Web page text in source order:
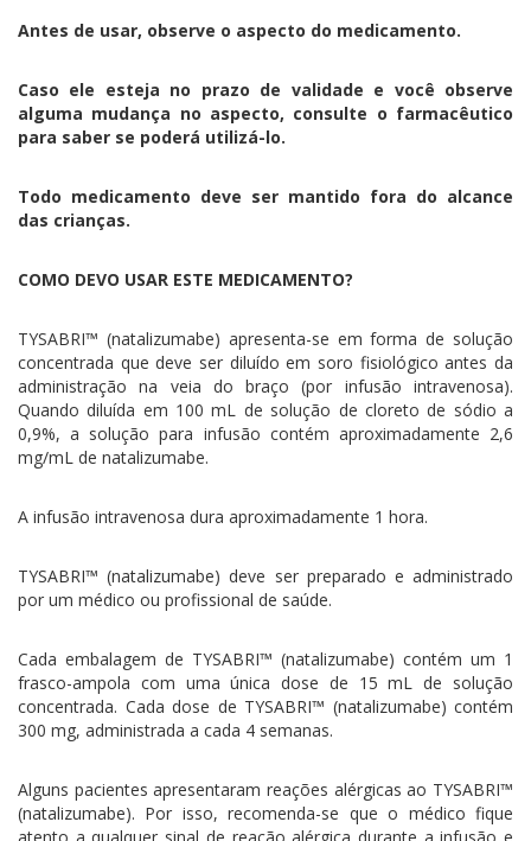
Antes de usar, observe o aspecto do medicamento.
Caso ele esteja no prazo de validade e você observe
alguma mudança no aspecto, consulte o farmacêutico
para saber se poderá utilizá-lo.
Todo medicamento deve ser mantido fora do alcance
das crianças.
COMO DEVO USAR ESTE MEDICAMENTO?
TYSABRI™ (natalizumabe) apresenta-se em forma de solução
concentrada que deve ser diluído em soro fisiológico antes da
administração na veia do braço (por infusão intravenosa).
Quando diluída em 100 mL de solução de cloreto de sódio a
0,9%, a solução para infusão contém aproximadamente 2,6
mg/mL de natalizumabe.
A infusão intravenosa dura aproximadamente 1 hora.
TYSABRI™ (natalizumabe) deve ser preparado e administrado
por um médico ou profissional de saúde.
Cada embalagem de TYSABRI™ (natalizumabe) contém um 1
frasco-ampola com uma única dose de 15 mL de solução
concentrada. Cada dose de TYSABRI™ (natalizumabe) contém
300 mg, administrada a cada 4 semanas.
Alguns pacientes apresentaram reações alérgicas ao TYSABRI™
(natalizumabe). Por isso, recomenda-se que o médico fique